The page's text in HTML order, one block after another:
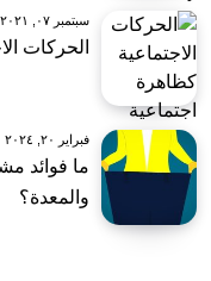
سبتمبر ٠٧, ٢٠٢١
الحركات
فبراير ٢٠, ٢٠٢٤
ما فوائد
والمعدة؟